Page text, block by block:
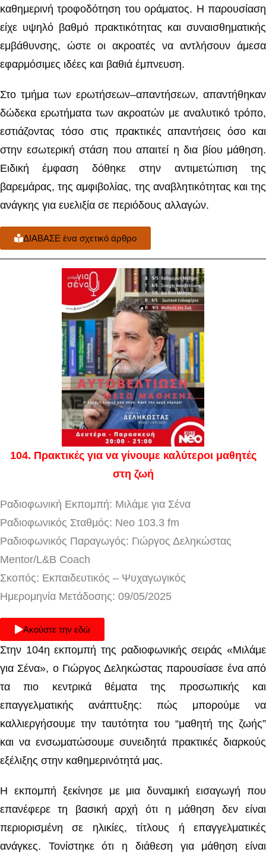
καθημερινή τροφοδότηση του οράματος. Η παρουσίαση
είχε υψηλό βαθμό πρακτικότητας και συναισθηματικής
εμβάθυνσης, ώστε οι ακροατές να αντλήσουν άμεσα
εφαρμόσιμες ιδέες και βαθιά έμπνευση.
Στο τμήμα των ερωτήσεων–απαντήσεων, απαντήθηκαν
δώδεκα ερωτήματα των ακροατών με αναλυτικό τρόπο,
εστιάζοντας τόσο στις πρακτικές απαντήσεις όσο και
στην εσωτερική στάση που απαιτεί η δια βίου μάθηση.
Ειδική έμφαση δόθηκε στην αντιμετώπιση της
βαρεμάρας, της αμφιβολίας, της αναβλητικότητας και της
ανάγκης για ευελιξία σε περιόδους αλλαγών.
ΔΙΑΒΑΣΕ ένα σχετικό άρθρο
104. Πρακτικές για να γίνουμε καλύτεροι μαθητές
στη ζωή
Ραδιοφωνική Εκπομπή: Μιλάμε για Σένα
Ραδιοφωνικός Σταθμός: Neo 103.3 fm
Ραδιοφωνικός Παραγωγός: Γιώργος Δεληκώστας
Mentor/L&B Coach
Σκοπός: Εκπαιδευτικός – Ψυχαγωγικός
Ημερομηνία Μετάδοσης: 09/05/2025
Ακούστε την εδώ
Στην 104η εκπομπή της ραδιοφωνικής σειράς «Μιλάμε
για Σένα», ο Γιώργος Δεληκώστας παρουσίασε ένα από
τα πιο κεντρικά θέματα της προσωπικής και
επαγγελματικής ανάπτυξης: πώς μπορούμε να
καλλιεργήσουμε την ταυτότητα του “μαθητή της ζωής”
και να ενσωματώσουμε συνειδητά πρακτικές διαρκούς
εξέλιξης στην καθημερινότητά μας.
Η εκπομπή ξεκίνησε με μια δυναμική εισαγωγή που
επανέφερε τη βασική αρχή ότι η μάθηση δεν είναι
περιορισμένη σε ηλικίες, τίτλους ή επαγγελματικές
ανάγκες. Τονίστηκε ότι η διάθεση για μάθηση είναι